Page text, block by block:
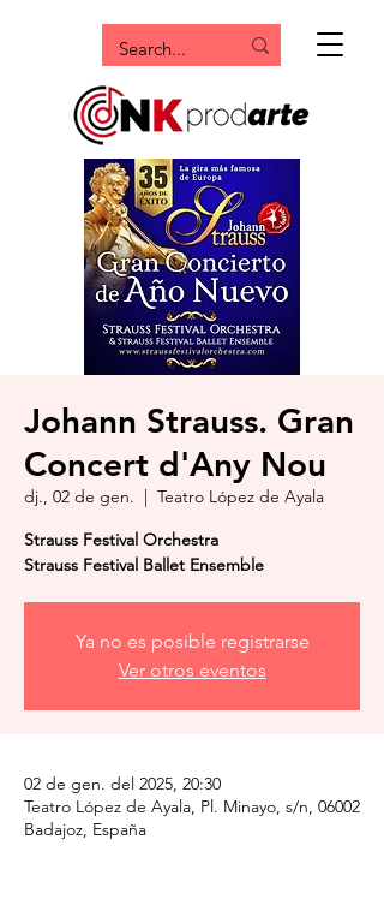
Johann Strauss. Gran
Concert d'Any Nou
dj., 02 de gen.
  |
Teatro López de Ayala
Strauss Festival Orchestra
Strauss Festival Ballet Ensemble
Ya no es posible registrarse
Ver otros eventos
02 de gen. del 2025, 20:30
Teatro López de Ayala, Pl. Minayo, s/n, 06002
Badajoz, España